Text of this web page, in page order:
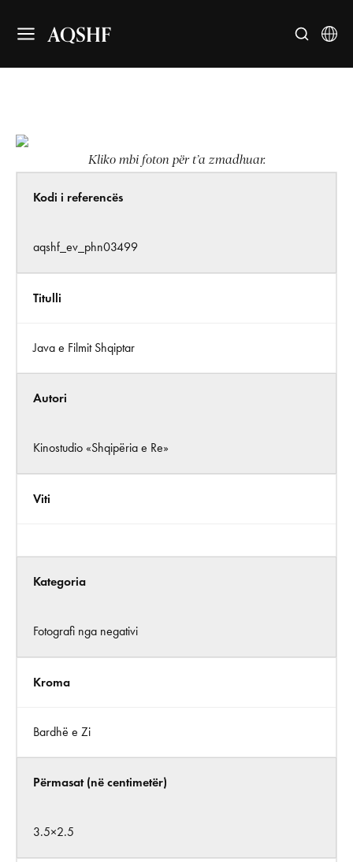
AQSHF
Kliko mbi foton për t’a zmadhuar.
Kodi i referencës
aqshf_ev_phn03499
Titulli
Java e Filmit Shqiptar
Autori
Kinostudio «Shqipëria e Re»
Viti
Kategoria
Fotografi nga negativi
Kroma
Bardhë e Zi
Përmasat (në centimetër)
3.5×2.5